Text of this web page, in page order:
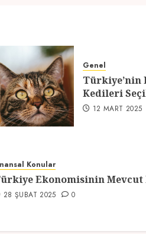
Genel
Türkiye’nin
Kedileri
12 MART 2025
Konular
Ekonomisinin
28 ŞUBAT 2025 0